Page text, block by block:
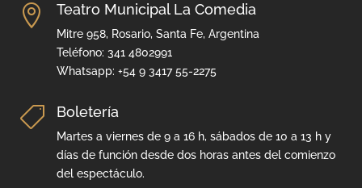
 Teatro Municipal La Comedia
Mitre 958, Rosario, Santa Fe, Argentina
Teléfono: 341 4802991
Whatsapp: +54 9 3417 55-2275
 Boletería
Martes a viernes de 9 a 16 h, sábados de 10 a 13 h y
días de función desde dos horas antes del comienzo
del espectáculo.